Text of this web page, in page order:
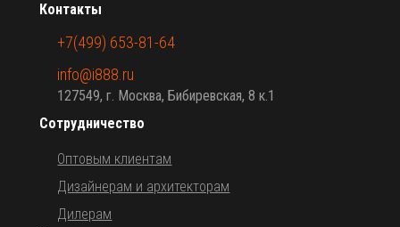
Сотрудничество
Оптовым клиентам
Дизайнерам и архитекторам
Дилерам
Контакты
+7(499) 653-81-64
info@i888.ru
127549, г. Москва, Бибиревская, 8 к.1